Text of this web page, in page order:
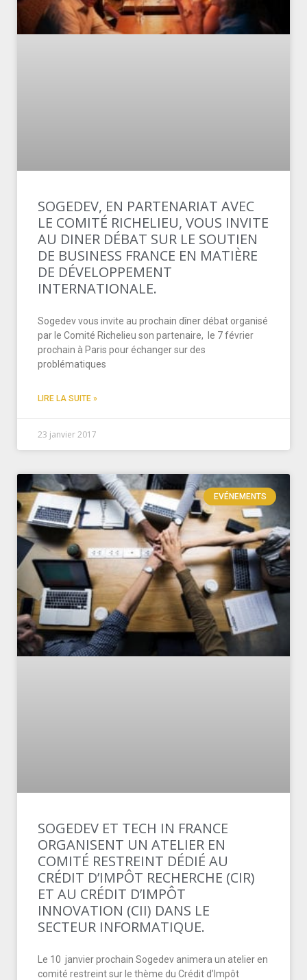
SOGEDEV, EN PARTENARIAT AVEC
LE COMITÉ RICHELIEU, VOUS INVITE
AU DINER DÉBAT SUR LE SOUTIEN
DE BUSINESS FRANCE EN MATIÈRE
DE DÉVELOPPEMENT
INTERNATIONALE.
Sogedev vous invite au prochain dîner débat organisé
par le Comité Richelieu son partenaire, le 7 février
prochain à Paris pour échanger sur des
problématiques
LIRE LA SUITE »
23 janvier 2017
EVÉNEMENTS
SOGEDEV ET TECH IN FRANCE
ORGANISENT UN ATELIER EN
COMITÉ RESTREINT DÉDIÉ AU
CRÉDIT D’IMPÔT RECHERCHE (CIR)
ET AU CRÉDIT D’IMPÔT
INNOVATION (CII) DANS LE
SECTEUR INFORMATIQUE.
Le 10 janvier prochain Sogedev animera un atelier en
comité restreint sur le thème du Crédit d’Impôt